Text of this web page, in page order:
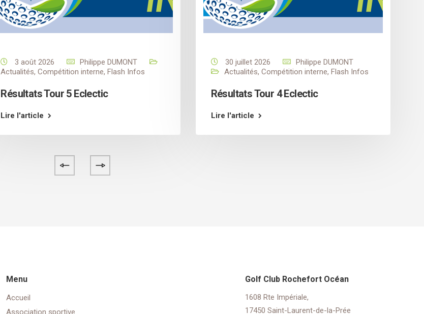
3 août 2026
Philippe DUMONT
Actualités,Compétition interne, Flash Infos
Résultats Tour 5 Eclectic
Lire l'article
30 juillet 2026
Philippe DUMONT
Actualités, Compétition interne, Flash Infos
Résultats Tour 4 Eclectic
Lire l'article
Menu
Accueil
Golf Club Rochefort Océan
1608 Rte Impériale,
17450 Saint-Laurent-de-la-Prée